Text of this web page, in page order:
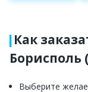
Как
Борисполь
Выберите